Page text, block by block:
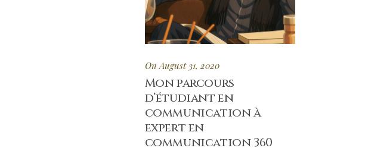
On August 31, 2020
Mon parcours
d’étudiant en
communication à
expert en
communication 360